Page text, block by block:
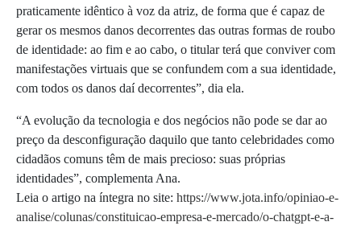
praticamente idêntico à voz da atriz, de forma que é capaz de
gerar os mesmos danos decorrentes das outras formas de roubo
de identidade: ao fim e ao cabo, o titular terá que conviver com
manifestações virtuais que se confundem com a sua identidade,
com todos os danos daí decorrentes”, dia ela.
“A evolução da tecnologia e dos negócios não pode se dar ao
preço da desconfiguração daquilo que tanto celebridades como
cidadãos comuns têm de mais precioso: suas próprias
identidades”, complementa Ana.
Leia o artigo na íntegra no site: https://www.jota.info/opiniao-e-
analise/colunas/constituicao-empresa-e-mercado/o-chatgpt-e-a-